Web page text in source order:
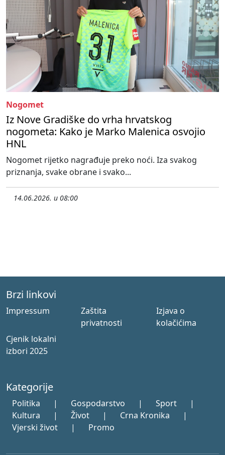
Nogomet
Iz Nove Gradiške do vrha hrvatskog
nogometa: Kako je Marko Malenica osvojio
HNL
Nogomet rijetko nagrađuje preko noći. Iza svakog
priznanja, svake obrane i svako...
14.06.2026. u 08:00
Brzi linkovi
Impressum
Zaštita
privatnosti
Izjava o
kolačićima
Cjenik lokalni
izbori 2025
Kategorije
Politika | Gospodarstvo | Sport
|
Kultura
| Život | Crna Kronika
|
Vjerski život
| Promo